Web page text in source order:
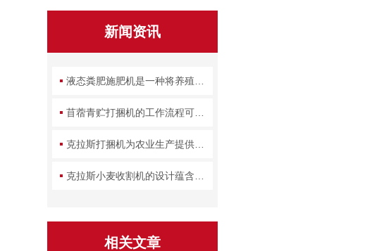
新闻资讯
相关文章